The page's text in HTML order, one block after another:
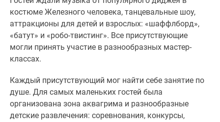
новостроек
Экология
Москвы
Подмосковья
комнатные
комнатные
костюме Железного человека, танцевальные шоу,
аттракционы для детей и взрослых: «шаффлборд»,
«батут» и «робо-твистинг». Все присутствующие
могли принять участие в разнообразных мастер-
классах.
Каждый присутствующий мог найти себе занятие по
душе. Для самых маленьких гостей была
организована зона аквагрима и разнообразные
детские развлечения: соревнования, конкурсы,